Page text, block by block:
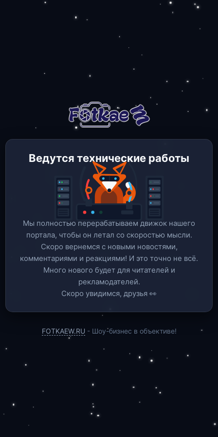
Ведутся технические работы
Мы полностью перерабатываем движок нашего
портала, чтобы он летал со скоростью мысли.
Скоро вернемся c новыми новостями,
комментариями и реакциями! И это точно не всё.
Много нового будет для читателей и
рекламодателей.
Скоро увидимся, друзья 👀
FOTKAEW.RU - Шоу-бизнес в объективе!